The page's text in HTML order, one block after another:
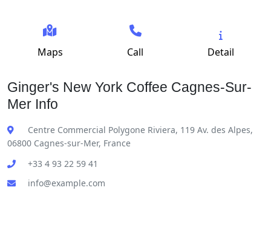
Maps Call Detail
Ginger's New York Coffee Cagnes-Sur-
Mer Info
Centre Commercial Polygone Riviera, 119 Av. des Alpes,
06800 Cagnes-sur-Mer, France
+33 4 93 22 59 41
info@example.com